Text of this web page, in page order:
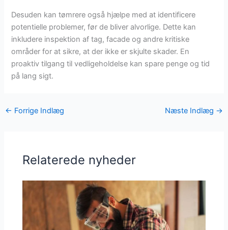
Desuden kan tømrere også hjælpe med at identificere
potentielle problemer, før de bliver alvorlige. Dette kan
inkludere inspektion af tag, facade og andre kritiske
områder for at sikre, at der ikke er skjulte skader. En
proaktiv tilgang til vedligeholdelse kan spare penge og tid
på lang sigt.
← Forrige Indlæg Næste Indlæg →
Relaterede nyheder